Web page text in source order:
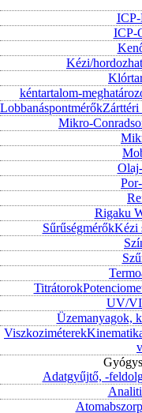
ICP-
ICP-
Kézi/
kéntartalom-
LobbanáspontmérőkZárttéri
Mikro-
Rigaku
SűrűségmérőkKézi
Titrátorok
UV/
Üzemanyagok,
Viszkoziméterek
Adatgyűjtő, -